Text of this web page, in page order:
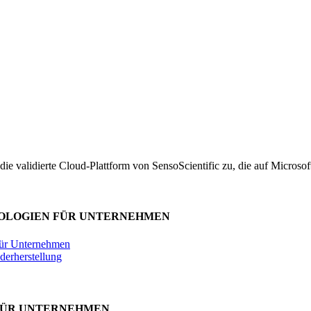
validierte Cloud-Plattform von SensoScientific zu, die auf
FÜR UNTERNEHMEN
Unternehmen
UNTERNEHMEN